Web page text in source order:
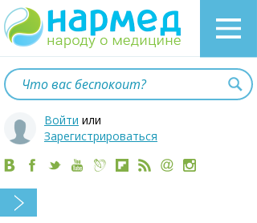
Войти или
Зарегистрироваться